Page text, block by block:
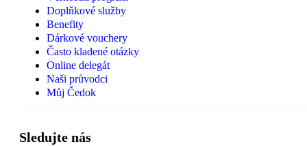
Doplňkové služby
Benefity
Dárkové vouchery
Často kladené otázky
Online delegát
Naši průvodci
Můj Čedok
Sledujte nás